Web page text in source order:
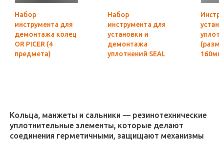
Набор
инструмента для
демонтажа колец
OR PICER (4
предмета)
Набор
инструмента для
установки и
демонтажа
уплотнений SEAL
Кольца, манжеты и сальники — резинотехнические
уплотнительные элементы, которые делают
соединения герметичными, защищают механизмы